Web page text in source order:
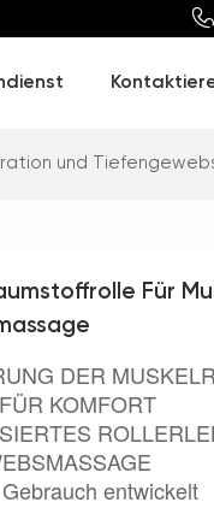
und
Für
DER
KOMFORT
entwickelt